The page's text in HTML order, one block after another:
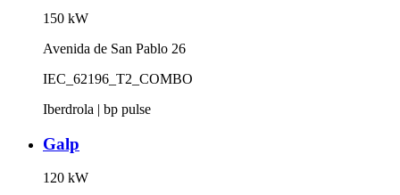
150 kW
Avenida de San Pablo 26
IEC_62196_T2_COMBO
Iberdrola | bp pulse
Galp
120 kW